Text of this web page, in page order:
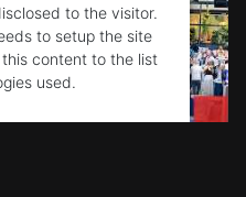
to the visitor.
to setup the site
content to the list
used.
Consent